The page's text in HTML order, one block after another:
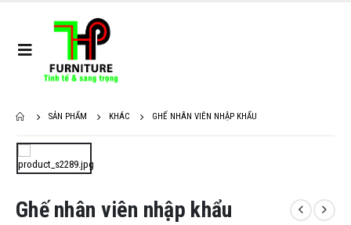
SẢN PHẨM KHÁC GHẾ NHÂN VIÊN NHẬP KHẨU
Ghế nhân viên nhập khẩu